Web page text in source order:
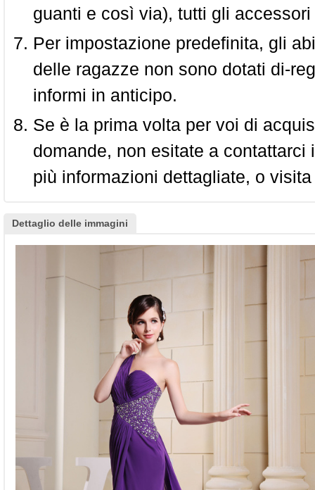
guanti e così via), tutti gli
Per impostazione predefinita, gli
delle ragazze non sono dotati di-
informi in anticipo.
Se è la prima volta per voi di
domande, non esitate a
più informazioni dettagliate, o
Dettaglio delle immagini